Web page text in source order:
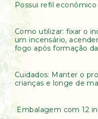
Possui refil econômico
Como utilizar: fixar o
um incensário,
fogo após formação da
Cuidados: Manter o
crianças e longe de
Embalagem com 12